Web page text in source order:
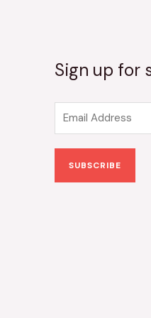
Sign up for
m
a
SUBSCRIBE